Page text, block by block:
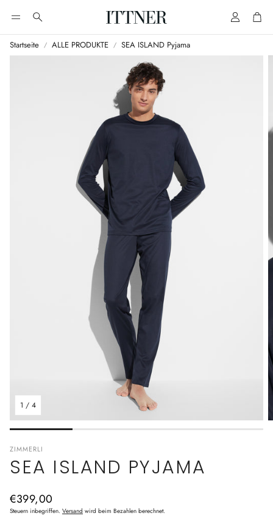
Suche AccountCart
Startseite ALLE PRODUKTE SEA ISLAND Pyjama
1 / 4
ZIMMERLI
SEA ISLAND PYJAMA
Normaler
Preis
€399,00
Steuern inbegriffen. Versand wird beim Bezahlen berechnet.